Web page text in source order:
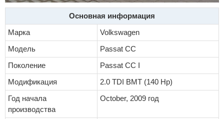
Основная информация
Марка
Volkswagen
Модель
Passat CC
Поколение
Passat CC I
Модификация
2.0 TDI BMT (140 Hp)
Год начала
производства
October, 2009 год